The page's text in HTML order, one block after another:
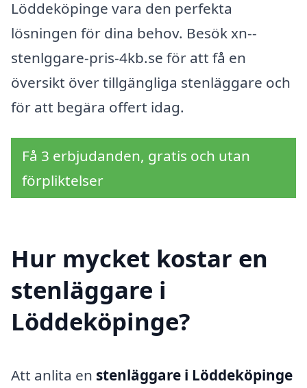
Löddeköpinge vara den perfekta
lösningen för dina behov. Besök xn--
stenlggare-pris-4kb.se för att få en
översikt över tillgängliga stenläggare och
för att begära offert idag.
Få 3 erbjudanden, gratis och utan
förpliktelser
Hur mycket kostar en
stenläggare i
Löddeköpinge?
Att anlita en stenläggare i Löddeköpinge